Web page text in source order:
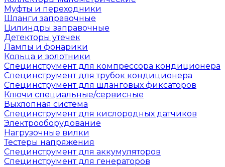
Муфты и переходники
Шланги заправочные
Цилиндры заправочные
Детекторы утечек
Лампы и фонарики
Кольца и золотники
Специнструмент для компрессора кондиционера
Специнструмент для трубок кондиционера
Специнструмент для шланговых фиксаторов
Ключи специальные/сервисные
Выхлопная система
Специнструмент для кислородных датчиков
Электрооборудование
Нагрузочные вилки
Тестеры напряжения
Специнструмент для аккумуляторов
Специнструмент для генераторов